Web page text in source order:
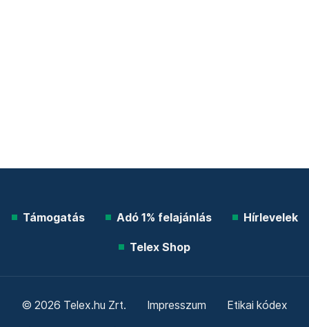
Támogatás Adó 1% felajánlás Hírlevelek
Telex Shop
© 2026 Telex.hu Zrt. Impresszum Etikai kódex